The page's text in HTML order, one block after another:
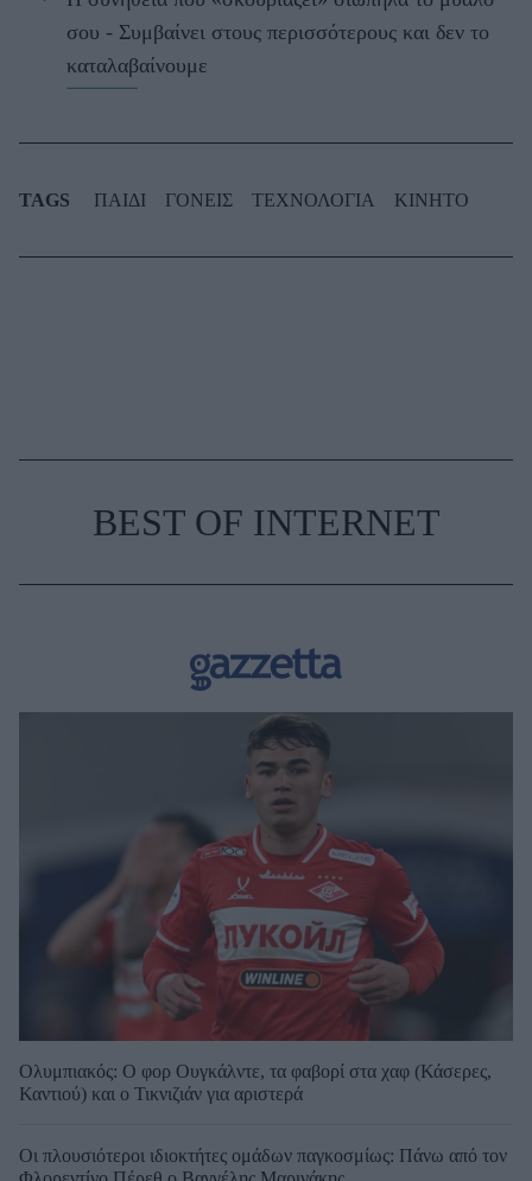
σου - Συμβαίνει στους περισσότερους και δεν το
καταλαβαίνουμε
TAGS ΠΑΙΔΙ ΓΟΝΕΙΣ ΤΕΧΝΟΛΟΓΙΑ ΚΙΝΗΤΟ
BEST OF INTERNET
Ολυμπιακός: Ο φορ Ουγκάλντε, τα φαβορί στα χαφ (Κάσερες,
Καντιού) και ο Τικνιζιάν για αριστερά
Οι πλουσιότεροι ιδιοκτήτες ομάδων παγκοσμίως: Πάνω από τον